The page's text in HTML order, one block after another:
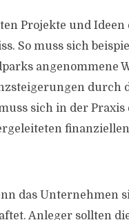
Projekte und Ideen
So muss sich
angenommene
durch
sich in der Praxis
das Unternehmen
Anleger sollten